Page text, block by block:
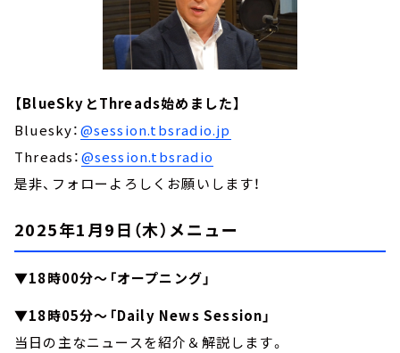
【BlueSkyとThreads始めました】
Bluesky：@session.tbsradio.jp
Threads：@session.tbsradio
是非、フォローよろしくお願いします！
2025年1月9日（木）メニュー
▼18時00分～「オープニング」
▼18時05分～「Daily News Session」
当日の主なニュースを紹介＆解説します。